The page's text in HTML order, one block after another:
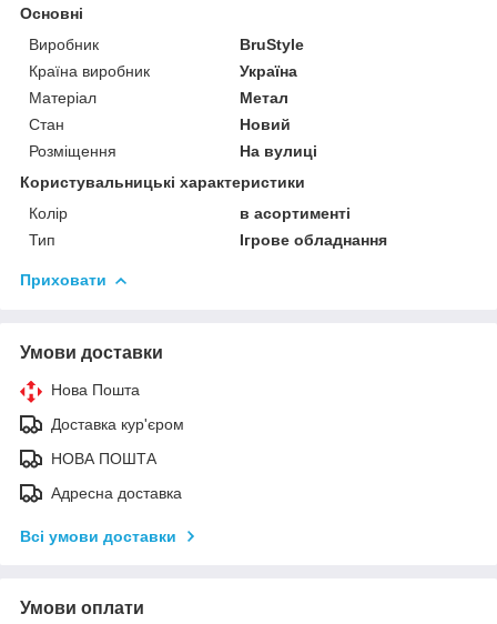
Основні
Виробник
BruStyle
Країна виробник
Україна
Матеріал
Метал
Стан
Новий
Розміщення
На вулиці
Користувальницькі характеристики
Колір
в асортименті
Тип
Ігрове обладнання
Приховати
Умови доставки
Нова Пошта
Доставка кур'єром
НОВА ПОШТА
Адресна доставка
Всі умови доставки
Умови оплати